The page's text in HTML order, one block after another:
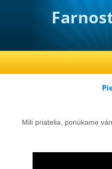
Milí priatelia, ponúkame